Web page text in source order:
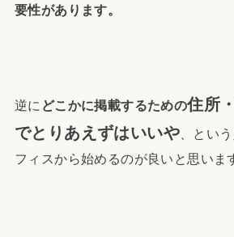
要性があります。
逆に どこかに掲載するための住所
でとりあえずはいいや 、とい
フィスから始めるのが良いと思いま